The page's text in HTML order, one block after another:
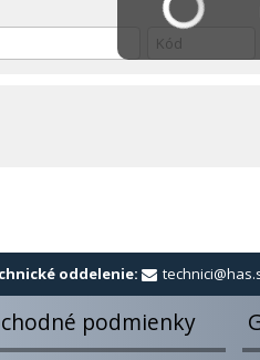
oddelenie:
podmienky